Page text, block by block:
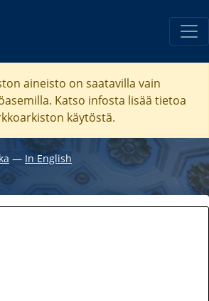
aineisto on saatavilla vain
Katso infosta lisää tietoa
käytöstä.
― In English